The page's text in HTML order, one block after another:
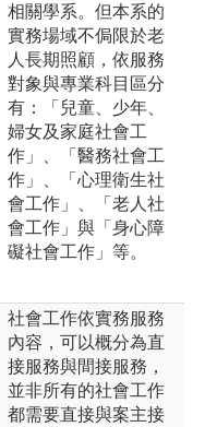
相關學系。但本系的
實務場域不侷限於老
人長期照顧，依服務
對象與專業科目區分
有：「兒童、少年、
婦女及家庭社會工
作」、「醫務社會工
作」、「心理衛生社
會工作」、「老人社
會工作」與「身心障
礙社會工作」等。
社會工作依實務服務
內容，可以概分為直
接服務與間接服務，
並非所有的社會工作
都需要直接與案主接